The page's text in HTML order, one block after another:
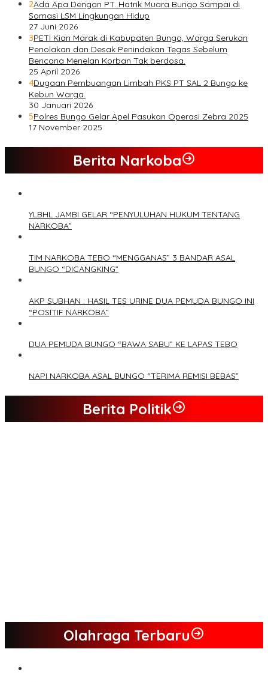
2Ada Apa Dengan PT. Hatrik Muara Bungo Sampai di
Somasi LSM Lingkungan Hidup
27 Juni 2026
3PETI Kian Marak di Kabupaten Bungo, Warga Serukan
Penolakan dan Desak Penindakan Tegas Sebelum
Bencana Menelan Korban Tak berdosa.
25 April 2026
4Dugaan Pembuangan Limbah PKS PT SAL 2 Bungo ke
Kebun Warga.
30 Januari 2026
5Polres Bungo Gelar Apel Pasukan Operasi Zebra 2025
17 November 2025
Berita Narkoba
YLBHL JAMBI GELAR “PENYULUHAN HUKUM TENTANG
NARKOBA”
TIM NARKOBA TEBO “MENGGANAS” 3 BANDAR ASAL
BUNGO “DICANGKING”
AKP SUBHAN : HASIL TES URINE DUA PEMUDA BUNGO INI
“POSITIF NARKOBA”
DUA PEMUDA BUNGO “BAWA SABU” KE LAPAS TEBO
NAPI NARKOBA ASAL BUNGO “TERIMA REMISI BEBAS”
Berita Politik
Olahraga Terbaru